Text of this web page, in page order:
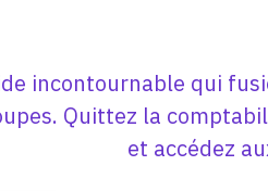
incontournable qui
Quittez la
et accédez